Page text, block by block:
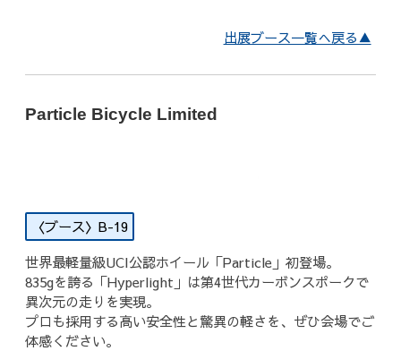
出展ブース一覧へ戻る▲
Particle Bicycle Limited
B-19
世界最軽量級UCI公認ホイール「Particle」初登場。
835gを誇る「Hyperlight」は第4世代カーボンスポークで
異次元の走りを実現。
プロも採用する高い安全性と驚異の軽さを、ぜひ会場でご
体感ください。